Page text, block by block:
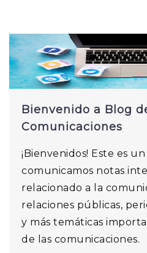
Bienvenido a Blog
Comunicaciones
¡Bienvenidos! Este es
comunicamos notas
relacionado a la
relaciones públicas,
y más temáticas
de las comunicaciones.